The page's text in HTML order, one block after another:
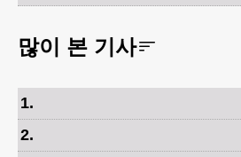
많이 본 기사
1.
2.